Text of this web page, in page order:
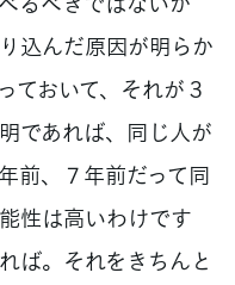
込んだ原因が明らか
ておいて、それが３
であれば、同じ人が
前、７年前だって同
性は高いわけです
ば。それをきちんと